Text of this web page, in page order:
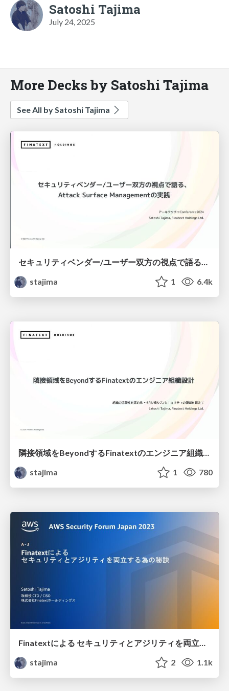
Satoshi Tajima
July 24, 2025
More Decks by Satoshi Tajima
See All by Satoshi Tajima
セキュリティベンダー/ユーザー双方の視点で語る、 Attack Surface Managementの実践 - Finatextパート / cloudnative-architecture-of-asm
stajima
1 6.4k
stajima
1 780
Finatextによる セキュリティとアジリティを両立する為の秘訣 / the-secret-to-balancing-security-and-agility
stajima
2 1.1k